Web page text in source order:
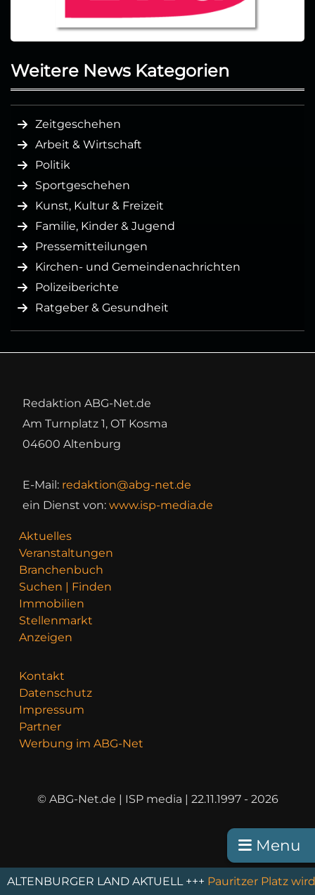
Menu
Weitere News Kategorien
Zeitgeschehen
Arbeit & Wirtschaft
Politik
Sportgeschehen
Kunst, Kultur & Freizeit
Familie, Kinder & Jugend
Pressemitteilungen
Kirchen- und Gemeindenachrichten
Polizeiberichte
Ratgeber & Gesundheit
Redaktion ABG-Net.de
Am Turnplatz 1, OT Kosma
04600 Altenburg
E-Mail: redaktion@abg-net.de
ein Dienst von: www.isp-media.de
Aktuelles
Veranstaltungen
Branchenbuch
Suchen | Finden
Immobilien
Stellenmarkt
Anzeigen
Kontakt
Datenschutz
Impressum
Partner
Werbung im ABG-Net
© ABG-Net.de | ISP media | 22.11.1997 - 2026
LAND AKTUELL +++Pauritzer Platz wird